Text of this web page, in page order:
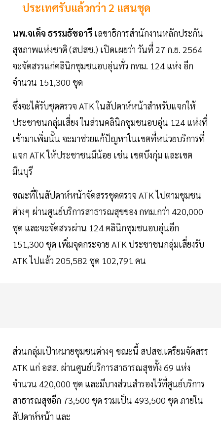
ประเทศรับแล้วกว่า 2 แสนชุด
นพ.จเด็จ ธรรมธัชอารี เลขาธิการสำนักงานหลักประกัน
สุขภาพแห่งชาติ (สปสช.) เปิดเผยว่า วันที่ 27 ก.ย. 2564
จะจัดสรรแก่คลินิกชุมชนอบอุ่นทั่ว กทม. 124 แห่ง อีก
จำนวน 151,300 ชุด
ซึ่งจะได้รับชุดตรวจ ATK ในสัปดาห์หน้าสำหรับแจกให้
ประชาชนกลุ่มเสี่ยง ในส่วนคลินิกชุมชนอบอุ่น 124 แห่งที่
เข้ามาเพิ่มนั้น จะมาช่วยแก้ปัญหาในเขตที่หน่วยบริการที่
แจก ATK ให้ประชาชนมีน้อย เช่น เขตบึงกุ่ม และเขต
มีนบุรี
ขณะที่ในสัปดาห์หน้าจัดสรรชุดตรวจ ATK ไปตามชุมชน
ต่างๆ ผ่านศูนย์บริการสาธารณสุขของ กทม.กว่า 420,000
ชุด และจะจัดสรรผ่าน 124 คลินิกชุมชนอบอุ่นอีก
151,300 ชุด เพิ่มจุดกระจาย ATK ประชาชนกลุ่มเสี่ยงรับ
ATK ไปแล้ว 205,582 ชุด 102,791 คน
ส่วนกลุ่มเป้าหมายชุมชนต่างๆ ขณะนี้ สปสช.เตรียมจัดสรร
ATK แก่ อสส. ผ่านศูนย์บริการสาธารณสุขทั้ง 69 แห่ง
จำนวน 420,000 ชุด และมีบางส่วนสำรองไว้ที่ศูนย์บริการ
สาธารณสุขอีก 73,500 ชุด รวมเป็น 493,500 ชุด ภายใน
สัปดาห์หน้า และ